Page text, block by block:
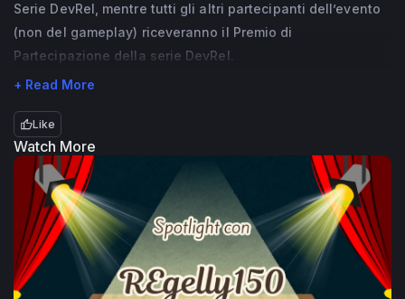
Serie DevRel, mentre tutti gli altri partecipanti dell’evento
(non del gameplay) riceveranno il Premio di
Partecipazione della serie DevRel.
+ Read More
Like
Watch More